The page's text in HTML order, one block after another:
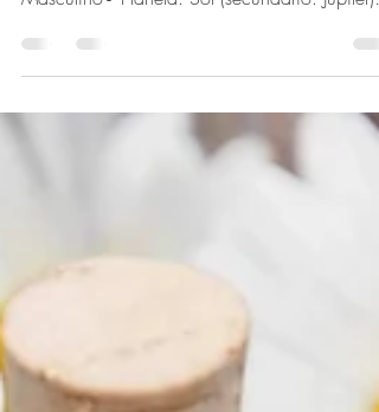
Una planta solar de claridad y fuerza espiritual
Se le llama “el guerrero aromático”.• Género:
Huitzilopochtli, San Miguel Arcángel El
Eucalipto es una planta que porta la espada
del sol. Limpia, despeja, fortalece y protege.